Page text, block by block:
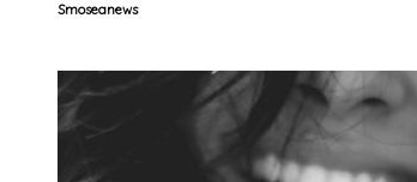
Smoseanews